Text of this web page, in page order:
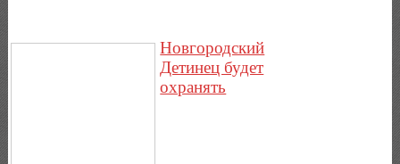
Новгородский
Детинец будет
охранять